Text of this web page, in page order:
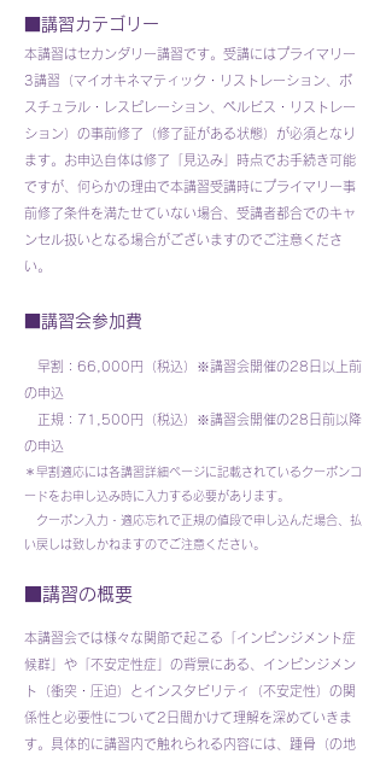
■講習カテゴリー
本講習はセカンダリー講習です。受講にはプライマリー
3講習（マイオキネマティック・リストレーション、ポ
スチュラル・レスピレーション、ぺルビス・リストレー
ション）の事前修了（修了証がある状態）が必須となり
ます。お申込自体は修了「見込み」時点でお手続き可能
ですが、何らかの理由で本講習受講時にプライマリー事
前修了条件を満たせていない場合、受講者都合でのキャ
ンセル扱いとなる場合がございますのでご注意くださ
い。
■講習会参加費
早割：66,000円（税込）※講習会開催の28日以上前
の申込
正規：71,500円（税込）※講習会開催の28日前以降
の申込
＊早割適応には各講習詳細ページに記載されているクーポンコ
ードをお申し込み時に入力する必要があります。
​ クーポン入力・適応忘れで正規の値段で申し込んだ場合、払
い戻しは致しかねますのでご注意ください。
■講習の概要
本講習会では様々な関節で起こる「インピンジメント症
候群」や「不安定性症」の背景にある、インピンジメン
ト（衝突・圧迫）とインスタビリティ（不安定性）の関
係性と必要性について2日間かけて理解を深めていきま
す。具体的に講習内で触れられる内容には、踵骨（の地